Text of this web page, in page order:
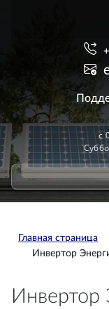
с
Главная страница
Инвертор
Инвертор